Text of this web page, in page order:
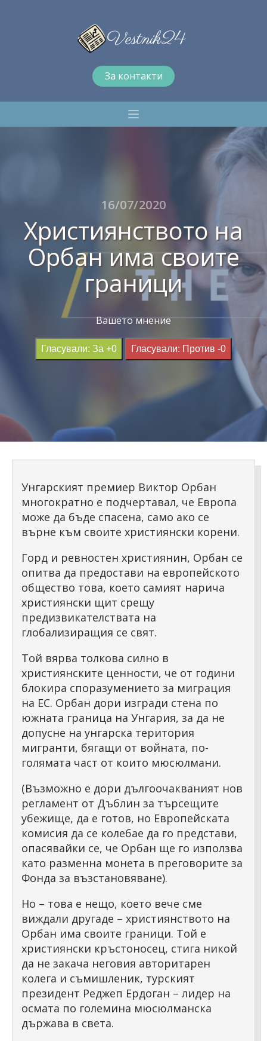
За контакти
16/07/2020
Християнството на
Орбан има своите
граници
Вашето мнение
Гласували: За +0 Гласували: Против -0
Унгарският премиер Виктор Орбан
многократно e подчертавал, че Европа
може да бъде спасена, само ако се
върне към своите християнски корени.
Горд и ревностен християнин, Орбан се
опитва да предостави на европейското
общество това, което самият нарича
християнски щит срещу
предизвикателствата на
глобализиращия се свят.
Той вярва толкова силно в
християнските ценности, че от години
блокира споразумението за миграция
на ЕС. Орбан дори изгради стена по
южната граница на Унгария, за да не
допусне на унгарска територия
мигранти, бягащи от войната, по-
голямата част от които мюсюлмани.
(Възможно е дори дългоочакваният нов
регламент от Дъблин за търсещите
убежище, да е готов, но Европейската
комисия да се колебае да го представи,
опасявайки се, че Орбан ще го използва
като разменна монета в преговорите за
Фонда за възстановяване).
Но – това е нещо, което вече сме
виждали другаде – християнството на
Орбан има своите граници. Той е
християнски кръстоносец, стига никой
да не закача неговия авторитарен
колега и съмишленик, турският
президент Реджеп Ердоган – лидер на
осмата по големина мюсюлманска
държава в света.